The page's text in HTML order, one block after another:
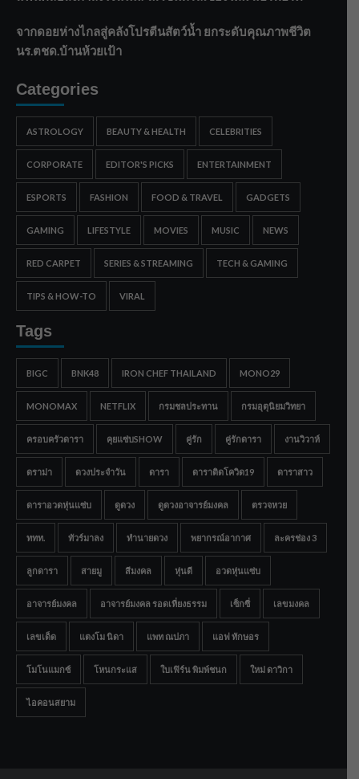
จากดอยห่างไกลสู่คลังโปรตีนสัตว์น้ำ ยกระดับคุณภาพชีวิต
นร.ตชด.บ้านห้วยเป้า
Categories
ASTROLOGY BEAUTY & HEALTH CELEBRITIES
CORPORATE EDITOR'S PICKS ENTERTAINMENT
ESPORTS FASHION FOOD & TRAVEL GADGETS
GAMING LIFESTYLE MOVIES MUSIC NEWS
RED CARPET SERIES & STREAMING TECH & GAMING
TIPS & HOW-TO VIRAL
Tags
BIGC BNK48 IRON CHEF THAILAND MONO29
MONOMAX NETFLIX กรมชลประทาน กรมอุตุนิยมวิทยา
ครอบครัวดารา คุยแซ่บSHOW คู่รัก คู่รักดารา งานวิวาห์
ดราม่า ดวงประจำวัน ดารา ดาราติดโควิด19 ดาราสาว
ดาราอวดหุ่นแซ่บ ดูดวง ดูดวงอาจารย์มงคล ตรวจหวย
ททท. ทัวร์มาลง ทำนายดวง พยากรณ์อากาศ ละครช่อง 3
ลูกดารา สายมู สีมงคล หุ่นดี อวดหุ่นแซ่บ
อาจารย์มงคล อาจารย์มงคล รอดเที่ยงธรรม เซ็กซี่ เลขมงคล
เลขเด็ด แตงโม นิดา แพท ณปภา แอฟ ทักษอร
โมโนแมกซ์ โหนกระแส ใบเฟิร์น พิมพ์ชนก ใหม่ ดาวิกา
ไอคอนสยาม